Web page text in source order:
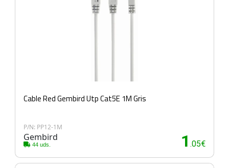
Cable Red Gembird Utp Cat5E 1M Gris
P/N: PP12-1M
Gembird
44 uds. 1 .05€